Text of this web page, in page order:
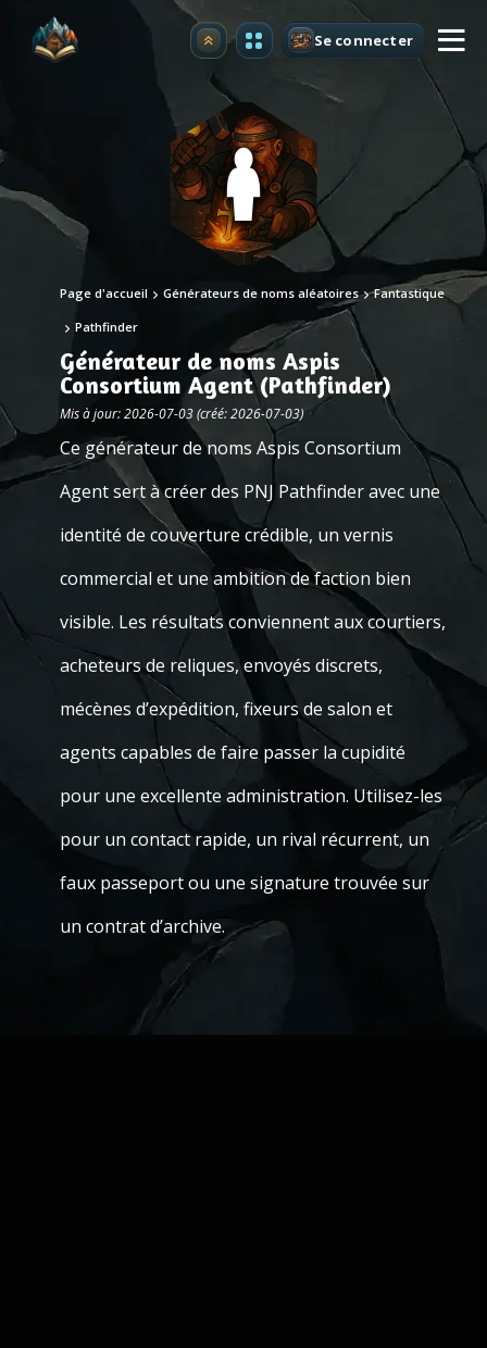
Premium Se connecter
Page d'accueil Générateurs de noms aléatoires Fantastique
Pathfinder
Générateur de noms Aspis
Consortium Agent (Pathfinder)
Mis à jour: 2026-07-03 (créé: 2026-07-03)
Ce générateur de noms Aspis Consortium
Agent sert à créer des PNJ Pathfinder avec une
identité de couverture crédible, un vernis
commercial et une ambition de faction bien
visible. Les résultats conviennent aux courtiers,
acheteurs de reliques, envoyés discrets,
mécènes d’expédition, fixeurs de salon et
agents capables de faire passer la cupidité
pour une excellente administration. Utilisez-les
pour un contact rapide, un rival récurrent, un
faux passeport ou une signature trouvée sur
un contrat d’archive.